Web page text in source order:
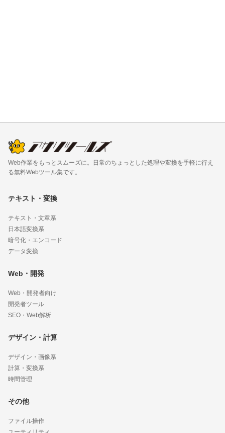
Web作業をもっとスムーズに。日常のちょっとした処理や変換を手軽に行え
る無料Webツール集です。
テキスト・変換
テキスト・文章系
日本語変換系
暗号化・エンコード
データ変換
Web・開発
Web・開発者向け
開発者ツール
SEO・Web解析
デザイン・計算
デザイン・画像系
計算・変換系
時間管理
その他
ファイル操作